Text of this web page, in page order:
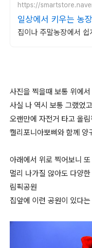
https://
일상에서 키우는 농장
집이나 주말농장에서
사진을 찍을때 보통 위에
사실 나 역시 보통 그랬었고
오랜만에 자전거 타고 올
캘리포니아뽀삐와 함께 양
아래에서 위로 찍어보니
멀리 나가질 않아도 다양
림픽공원
집앞에 이런 공원이 있다